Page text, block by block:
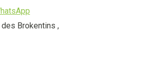
des Brokentins ,